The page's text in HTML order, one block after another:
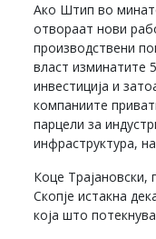
Ако Штип во
отвораат нови
производствени
власт изминатите
инвестиција и
компаниите
парцели за
инфраструктура,
Коце Трајановски,
Скопје истакна
која што